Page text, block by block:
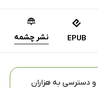
EPUB نشر چشمه
و دسترسی به هزاران